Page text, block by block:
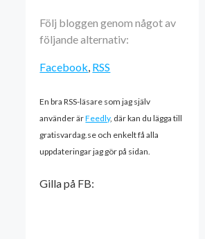
Följ bloggen genom något av
följande alternativ:
Facebook RSS
En bra RSS-läsare som jag själv
använder ärFeedly, där kan du lägga till
gratisvardag.se och enkelt få alla
uppdateringar jag gör på sidan.
Gilla på FB: